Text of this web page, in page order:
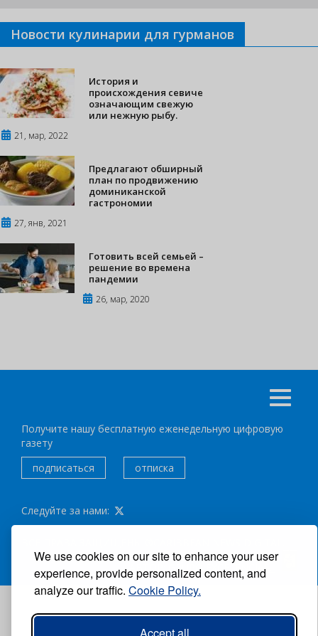
We use cookies on our site to enhance your user
experience, provide personalized content, and
analyze our traffic. Cookie Policy.
Новости кулинарии для гурманов
История и
происхождения севиче
означающим свежую
или нежную рыбу.
21, мар, 2022
Предлагают обширный
план по продвижению
доминиканской
гастрономии
27, янв, 2021
Готовить всей семьей –
решение во времена
пандемии
26, мар, 2020
Получите нашу бесплатную еженедельную цифровую
газету
подписаться
отписка
Следуйте за нами:
АВТОР:
GRUPO EXCELENCIAS.